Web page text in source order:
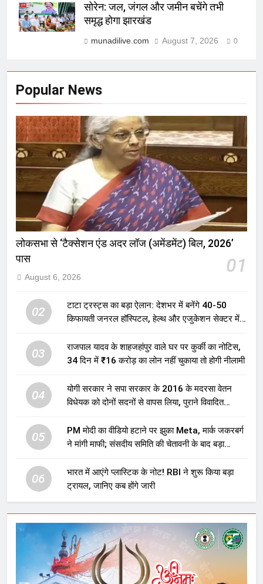
सोरेन: जल, जंगल और जमीन बचेंगे तभी
समृद्ध होगा झारखंड
munadilive.com August 7, 2026 0
Popular News
लोकसभा से ‘टैक्सेशन एंड अदर लॉज (अमेंडमेंट) बिल, 2026’
पास
01
August 6, 2026
02
टाटा ट्रस्ट्स का बड़ा ऐलान: देशभर में बनेंगे 40-50
किफायती जनरल हॉस्पिटल, हेल्थ और एजुकेशन सेक्टर में
03
राजपाल यादव के शाहजहांपुर वाले घर पर कुर्की का नोटिस,
34 दिन में ₹16 करोड़ का लोन नहीं चुकाया तो होगी नीलामी
04
योगी सरकार ने सपा सरकार के 2016 के मदरसा वेतन
विधेयक को दोनों सदनों से वापस लिया, पुराने विवादित
05
PM मोदी का वीडियो हटाने पर झुका Meta, मार्क जकरबर्ग
ने मांगी माफी; संसदीय समिति की चेतावनी के बाद बड़ा
06
भारत में आएंगे प्लास्टिक के नोट! RBI ने शुरू किया बड़ा
ट्रायल, जानिए कब होंगे जारी